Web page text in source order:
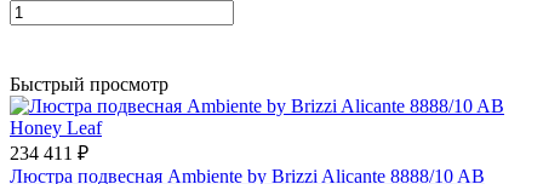
Быстрый просмотр
234 411 ₽
Люстра подвесная Ambiente by Brizzi Alicante 8888/10 AB